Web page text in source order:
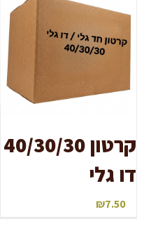
קרטון 40/30/30
דו גלי
₪7.50